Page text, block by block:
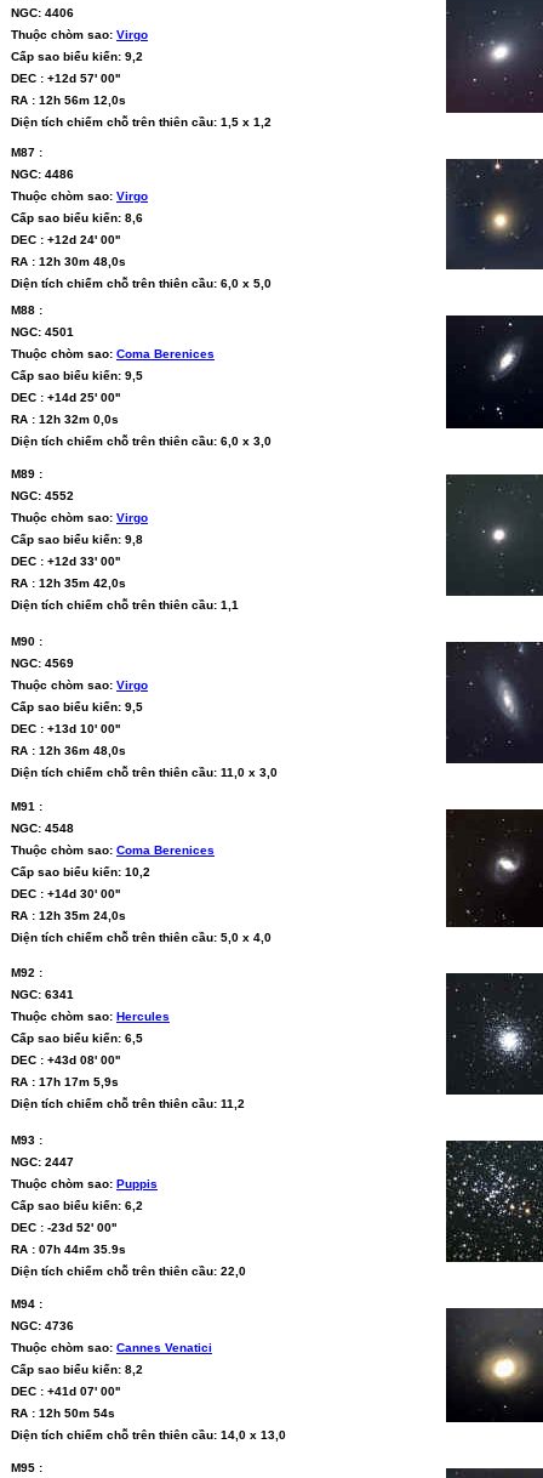
NGC: 4406
Thuộc chòm sao: Virgo
Cấp sao biểu kiến: 9,2
DEC : +12d 57' 00''
RA : 12h 56m 12,0s
Diện tích chiếm chỗ trên thiên cầu: 1,5 x 1,2
M87 :
NGC: 4486
Thuộc chòm sao: Virgo
Cấp sao biểu kiến: 8,6
DEC : +12d 24' 00''
RA : 12h 30m 48,0s
Diện tích chiếm chỗ trên thiên cầu: 6,0 x 5,0
M88 :
NGC: 4501
Thuộc chòm sao: Coma Berenices
Cấp sao biểu kiến: 9,5
DEC : +14d 25' 00''
RA : 12h 32m 0,0s
Diện tích chiếm chỗ trên thiên cầu: 6,0 x 3,0
M89 :
NGC: 4552
Thuộc chòm sao: Virgo
Cấp sao biểu kiến: 9,8
DEC : +12d 33' 00''
RA : 12h 35m 42,0s
Diện tích chiếm chỗ trên thiên cầu: 1,1
M90 :
NGC: 4569
Thuộc chòm sao: Virgo
Cấp sao biểu kiến: 9,5
DEC : +13d 10' 00''
RA : 12h 36m 48,0s
Diện tích chiếm chỗ trên thiên cầu: 11,0 x 3,0
M91 :
NGC: 4548
Thuộc chòm sao: Coma Berenices
Cấp sao biểu kiến: 10,2
DEC : +14d 30' 00''
RA : 12h 35m 24,0s
Diện tích chiếm chỗ trên thiên cầu: 5,0 x 4,0
M92 :
NGC: 6341
Thuộc chòm sao: Hercules
Cấp sao biểu kiến: 6,5
DEC : +43d 08' 00''
RA : 17h 17m 5,9s
Diện tích chiếm chỗ trên thiên cầu: 11,2
M93 :
NGC: 2447
Thuộc chòm sao: Puppis
Cấp sao biểu kiến: 6,2
DEC : -23d 52' 00''
RA : 07h 44m 35.9s
Diện tích chiếm chỗ trên thiên cầu: 22,0
M94 :
NGC: 4736
Thuộc chòm sao: Cannes Venatici
Cấp sao biểu kiến: 8,2
DEC : +41d 07' 00''
RA : 12h 50m 54s
Diện tích chiếm chỗ trên thiên cầu: 14,0 x 13,0
M95 :